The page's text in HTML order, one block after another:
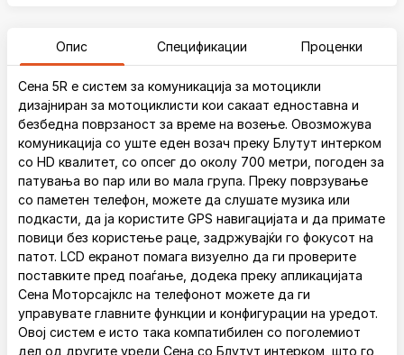
Опис Спецификации Проценки
Сена 5R е систем за комуникација за мотоцикли
дизајниран за мотоциклисти кои сакаат едноставна и
безбедна поврзаност за време на возење. Овозможува
комуникација со уште еден возач преку Блутут интерком
со HD квалитет, со опсег до околу 700 метри, погоден за
патувања во пар или во мала група. Преку поврзување
со паметен телефон, можете да слушате музика или
подкасти, да ја користите GPS навигацијата и да примате
повици без користење раце, задржувајќи го фокусот на
патот. LCD екранот помага визуелно да ги проверите
поставките пред поаѓање, додека преку апликацијата
Сена Моторсајклс на телефонот можете да ги
управувате главните функции и конфигурации на уредот.
Овој систем е исто така компатибилен со поголемиот
дел од другите уреди Сена со Блутут интерком, што го